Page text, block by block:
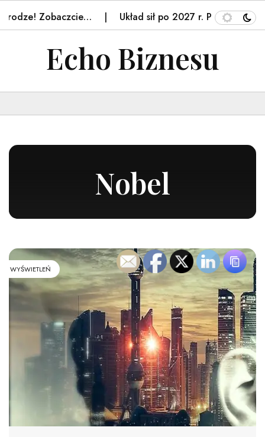
Zobaczcie… Układ sił po 2027 r. Ponad
Echo Biznesu
Nobel
WYŚWIETLEŃ